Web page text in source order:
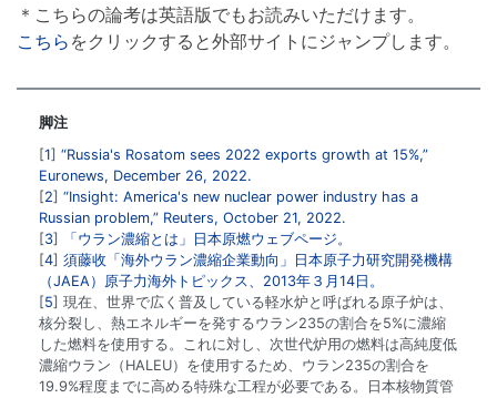
＊こちらの論考は英語版でもお読みいただけます。
こちら をクリックすると外部サイトにジャンプします。
脚注
1
“Russia's Rosatom sees 2022 exports growth at 15%,”
Euronews, December 26, 2022.
2
“Insight: America's new nuclear power industry has a
Russian problem,” Reuters, October 21, 2022.
3
「ウラン濃縮とは」日本原燃ウェブページ。
4 須藤收「海外ウラン濃縮企業動向」日本原子力研究開発機構
（JAEA）原子力海外トピックス、2013年３月14日。
5
現在、世界で広く普及している軽水炉と呼ばれる原子炉は、
核分裂し、熱エネルギーを発するウラン235の割合を5%に濃縮
した燃料を使用する。これに対し、次世代炉用の燃料は高純度低
濃縮ウラン（HALEU）を使用するため、ウラン235の割合を
19.9%程度までに高める特殊な工程が必要である。日本核物質管